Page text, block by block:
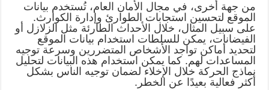
من جهة أخرى، في مجال الأمان العام، تُستخدم بيانات
الموقع لتحسين استجابات الطوارئ وإدارة الكوارث.
على سبيل المثال، خلال الأحداث الطارئة مثل الزلازل أو
الفيضانات، يمكن للسلطات استخدام بيانات الموقع
لتحديد أماكن تواجد الأشخاص المتضررين وسرعة توجيه
المساعدات لهم. كما يمكن استخدام هذه البيانات لتحليل
نماذج الحركة خلال الإخلاء لضمان توجيه الناس بشكل
أكثر فعالية بعيدًا عن الخطر.